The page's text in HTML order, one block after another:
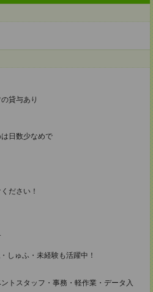
貸与あり
日数少なめで
ださい！
しゅふ・未経験も活躍中！
トスタッフ・事務・軽作業・データ入